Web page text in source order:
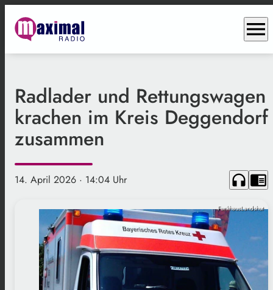
menu
Radlader und Rettungswagen
krachen im Kreis Deggendorf
zusammen
14. April 2026 · 14:04 Uhr headphones chrome_reader_mode
FunkhausLandshut